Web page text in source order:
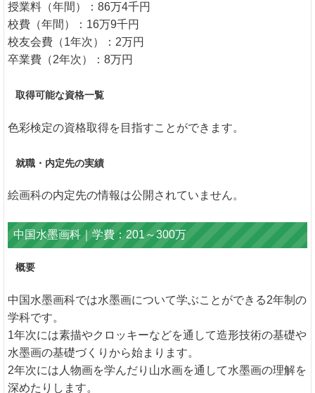
授業料（年間）：86万4千円
校費（年間）：16万9千円
校友会費（1年次）：2万円
卒業費（2年次）：8万円
取得可能な資格一覧
色彩検定の資格取得を目指すことができます。
就職・内定先の実績
絵画科の内定先の情報は公開されていません。
中国水墨画科｜学費：201～300万
概要
中国水墨画科では水墨画について学ぶことができる2年制の
学科です。
1年次には素描やクロッキーなどを通して造形技術の基礎や
水墨画の基礎づくりから始まります。
2年次には人物画を学んだり山水画を通して水墨画の理解を
深めたりします。